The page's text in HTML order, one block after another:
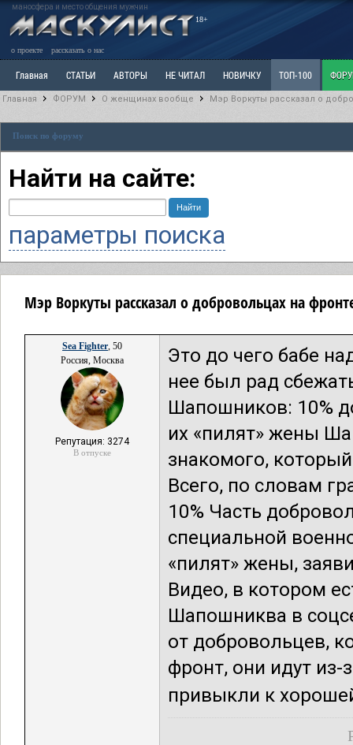
маносфера и место общения мужчин
18+
о проекте рассказать о нас
Главная СТАТЬИ АВТОРЫ НЕ ЧИТАЛ НОВИЧКУ ТОП-100
Ветка: Расстаюсь или Развожусь. САНЧАС Ветка: Наболевшее. Выскажись!
РАЗДЕЛ: Разное
Главная ФОРУМ О женщинах вообще Мэр Воркуты рассказал о
Поиск по форуму
Найти на сайте:
параметры поиска
Мэр Воркуты рассказал о добровольцах на
Sea Fighter, 50
Россия, Москва
Репутация: 3274
В отпуске
Это до чего бабе
нее был рад
Шапошников: 10%
их «пилят» жены
знакомого,
Всего, по словам
10% Часть
специальной
«пилят» жены,
Видео, в котором
Шапошниква в
от добровольцев,
фронт, они идут из-
привыкли к